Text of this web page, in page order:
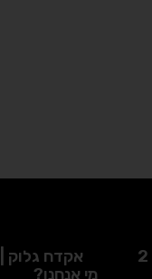
אקדח גלוק | Glock
מי אנחנו?